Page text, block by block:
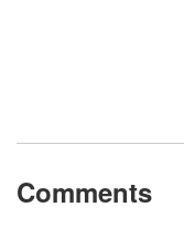
Comments